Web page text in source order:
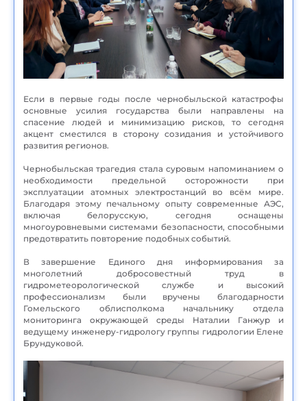
Если в первые годы после чернобыльской катастрофы
основные усилия государства были направлены на
спасение людей и минимизацию рисков, то сегодня
акцент сместился в сторону созидания и устойчивого
развития регионов.
Чернобыльская трагедия стала суровым напоминанием о
необходимости предельной осторожности при
эксплуатации атомных электростанций во всём мире.
Благодаря этому печальному опыту современные АЭС,
включая белорусскую, сегодня оснащены
многоуровневыми системами безопасности, способными
предотвратить повторение подобных событий.
В завершение Единого дня информирования за
многолетний добросовестный труд в
гидрометеорологической службе и высокий
профессионализм были вручены благодарности
Гомельского облисполкома начальнику отдела
мониторинга окружающей среды Наталии Ганжур и
ведущему инженеру-гидрологу группы гидрологии Елене
Брундуковой.